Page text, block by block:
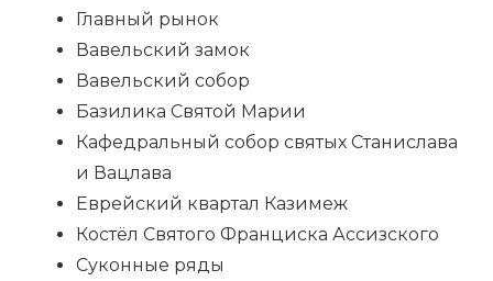
Главный рынок
Вавельский замок
Вавельский собор
Базилика Святой Марии
Кафедральный собор святых Станислава
и Вацлава
Еврейский квартал Казимеж
Костёл Святого Франциска Ассизского
Суконные ряды